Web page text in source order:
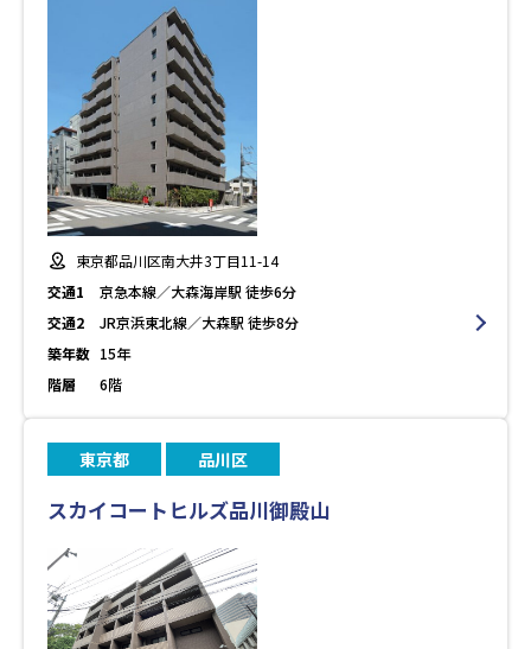
東京都品川区南大井3丁目11-14
交通1
京急本線／大森海岸駅 徒歩6分
交通2
JR京浜東北線／大森駅 徒歩8分
築年数 15年
階層
6階
東京都 品川区
スカイコートヒルズ品川御殿山